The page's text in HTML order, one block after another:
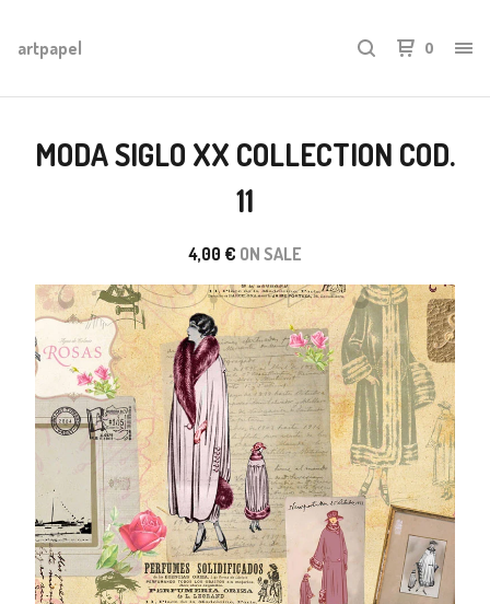
artpapel 0
MODA SIGLO XX COLLECTION COD.
11
4,00 € ON SALE